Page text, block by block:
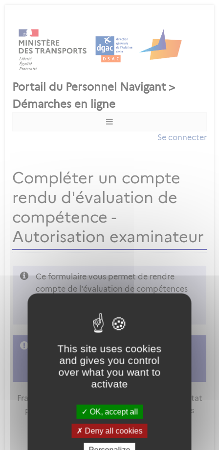
This site uses cookies
and gives you control
over what you want to
activate
OK, accept all
Deny all cookies
Se connecter
Compléter un compte
rendu d'évaluation de
compétence -
Autorisation examinateur
Ce formulaire vous permet de rendre
compte de l'évaluation de compétences
Planeur ou Ballon.
L'accès à cette démarche ne vous est pas
autorisé. Afin d'y avoir accès, vous devez
vous connecterouvous créer un compte
FranceConnect est la solution proposée par l'Etat
pour sécuriser et simplifier la connexion à vos
services en ligne.